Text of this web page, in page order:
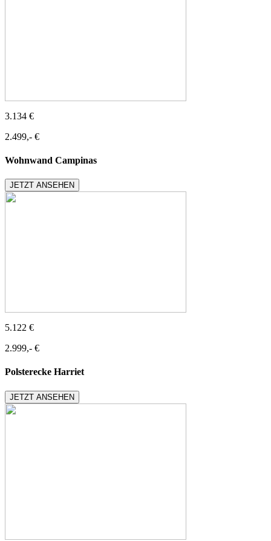
3.134 €
2.499,- €
Wohnwand Campinas
JETZT ANSEHEN
5.122 €
2.999,- €
Polsterecke Harriet
JETZT ANSEHEN